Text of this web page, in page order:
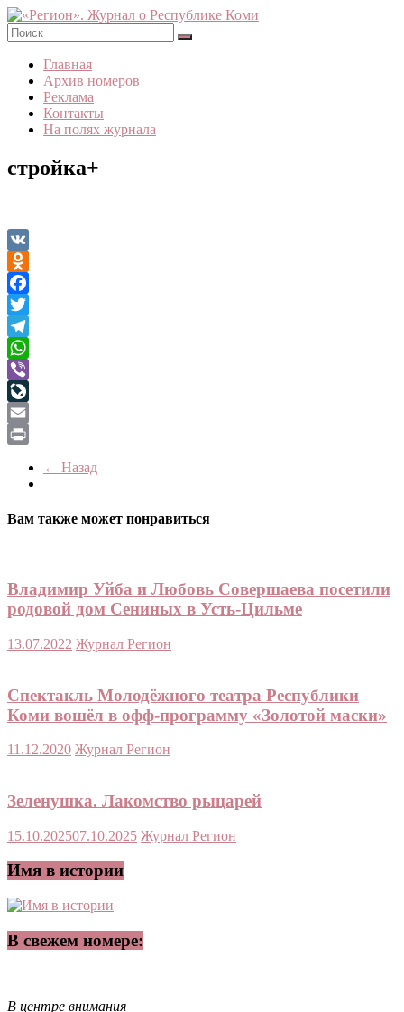
Skip
to
content
«Регион».
Журнал
Республике
Коми
Главная
Архив номеров
Реклама
Контакты
На полях журнала
стройка+
VK
Odnoklassniki
Facebook
Twitter
Telegram
WhatsApp
Viber
LiveJournal
Email
← Назад
Вам также может понравиться
Владимир Уйба и Любовь Совершаева посетили
родовой дом Сениных в Усть-Цильме
13.07.2022 Журнал Регион
Спектакль Молодёжного театра Республики
Коми вошёл в офф-программу «Золотой маски»
11.12.2020 Журнал Регион
Зеленушка. Лакомство рыцарей
15.10.202507.10.2025 Журнал Регион
Имя в истории
В свежем номере:
В центре внимания